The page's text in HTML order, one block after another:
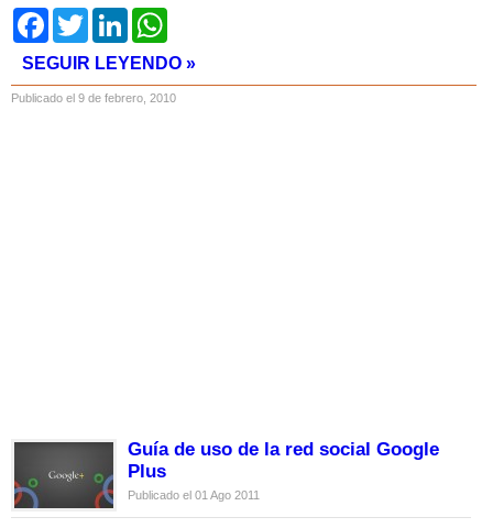
FacebookTwitter LinkedIn
SEGUIR LEYENDO »
Publicado el 9 de febrero, 2010
Guía de uso de la red social Google
Plus
Publicado el 01 Ago 2011